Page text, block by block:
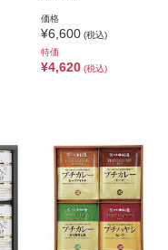
価格
¥6,600 (税込)
特価
¥4,620 (税込)